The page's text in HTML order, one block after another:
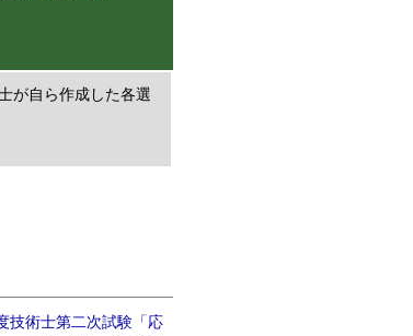
が自ら作成した各選
技術士第二次試験「応